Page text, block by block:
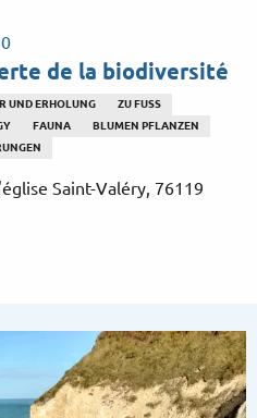
de la biodiversité
UND ERHOLUNG
ZU FUSS
FAUNA
BLUMEN PFLANZEN
Saint-Valéry, 76119